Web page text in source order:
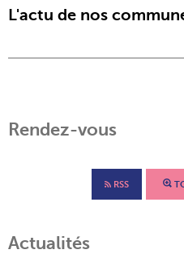
L'actu de nos
Rendez-vous
RSS
Actualités